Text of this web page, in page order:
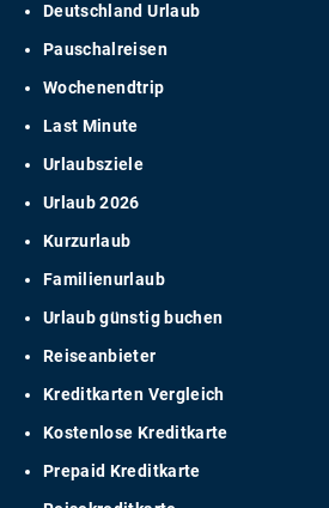
Deutschland Urlaub
Pauschalreisen
Wochenendtrip
Last Minute
Urlaubsziele
Urlaub 2026
Kurzurlaub
Familienurlaub
Urlaub günstig buchen
Reiseanbieter
Kreditkarten Vergleich
Kostenlose Kreditkarte
Prepaid Kreditkarte